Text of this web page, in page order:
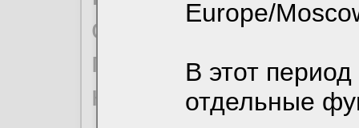
Europe/
В этот
отдельные
ознакомиться с
пользовательским